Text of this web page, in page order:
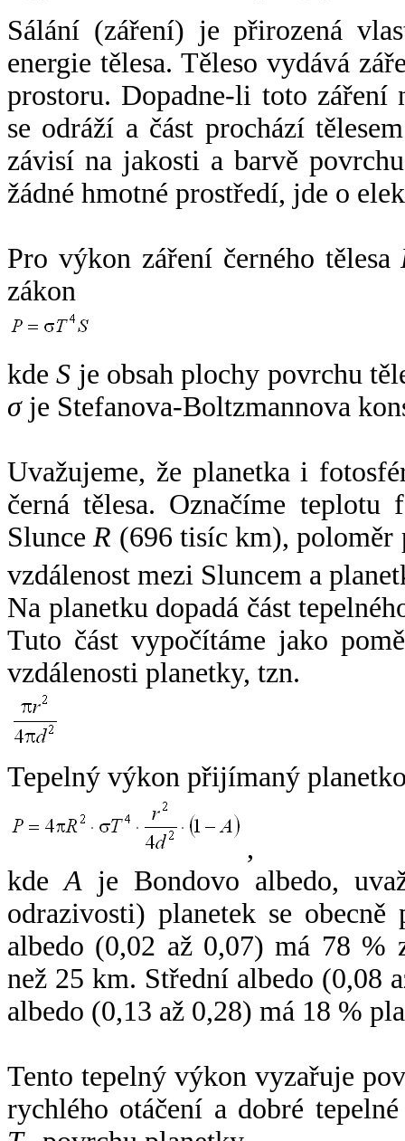
Sálání (záření) je přirozená
energie tělesa. Těleso vydává
prostoru. Dopadne-li toto záření
se odráží a část prochází
závisí na jakosti a barvě
žádné hmotné prostředí, jde o
Pro výkon záření černého tělesa
zákon
kdeS je obsah plochy povrchu
σje Stefanova-Boltzmannova
Uvažujeme, že planetka i
černá tělesa. Označíme
SlunceR (696 tisíc km),
vzdálenost mezi Sluncem a
Na planetku dopadá část
Tuto část vypočítáme jako
vzdálenosti planetky, tzn.
Tepelný výkon přijímaný
,
kdeA je Bondovo albedo,
odrazivosti) planetek se
albedo (0,02 až 0,07) má 78 %
než 25 km. Střední albedo (0,08
albedo (0,13 až 0,28) má 18 %
Tento tepelný výkon vyzařuje
rychlého otáčení a dobré